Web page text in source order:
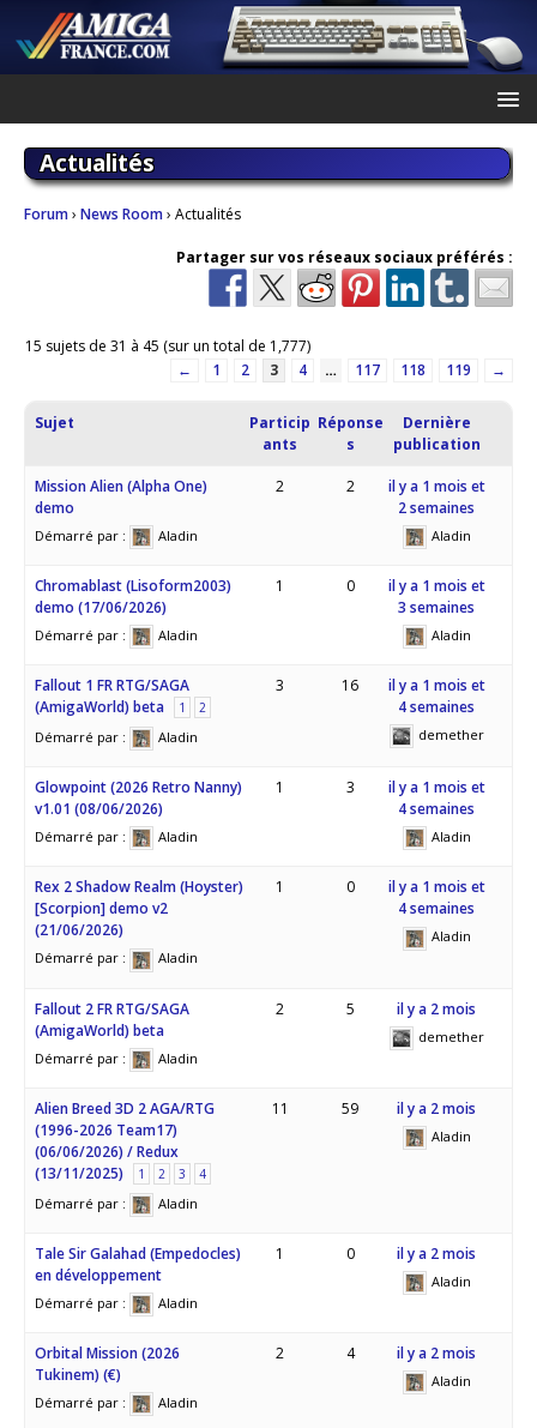
Actualités
Forum› News Room› Actualités
Partager sur vos réseaux sociaux préférés :
15 sujets de 31 à 45 (sur un total de 1,777)
←
1 2 3 4 … 117 118 119 →
Sujet
Particip
ants
Réponse
s
Dernière
publication
Mission Alien (Alpha One)
demo
Démarré par : Aladin
2 2
il y a 1 mois et
2 semaines
Aladin
Chromablast (Lisoform2003)
demo (17/06/2026)
Démarré par : Aladin
1 0
il y a 1 mois et
3 semaines
Aladin
Fallout 1 FR RTG/SAGA
(AmigaWorld) beta
1 2
Démarré par : Aladin
3 16
il y a 1 mois et
4 semaines
demether
Glowpoint (2026 Retro Nanny)
v1.01 (08/06/2026)
Démarré par : Aladin
1 3
il y a 1 mois et
4 semaines
Aladin
Rex 2 Shadow Realm (Hoyster)
[Scorpion] demo v2
(21/06/2026)
Démarré par : Aladin
1 0
il y a 1 mois et
4 semaines
Aladin
Fallout 2 FR RTG/SAGA
(AmigaWorld) beta
Démarré par : Aladin
2 5 il y a 2 mois
demether
Alien Breed 3D 2 AGA/RTG
(1996-2026 Team17)
(06/06/2026) / Redux
(13/11/2025)
1 2 3 4
Démarré par : Aladin
11 59 il y a 2 mois
Aladin
Tale Sir Galahad (Empedocles)
en développement
Démarré par : Aladin
1 0 il y a 2 mois
Aladin
Orbital Mission (2026
Tukinem) (€)
Démarré par : Aladin
2 4 il y a 2 mois
Aladin